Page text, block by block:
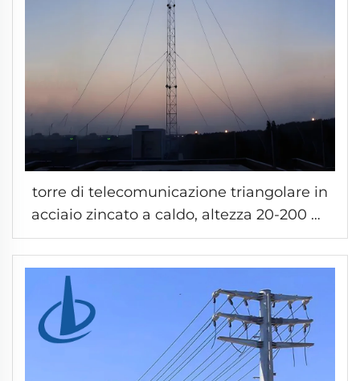
torre di telecomunicazione triangolare in
acciaio zincato a caldo, altezza 20-200 m,
per supporto di antenne radio e cavi
telecomunicazioni